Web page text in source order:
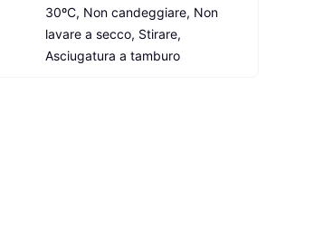
30ºC, Non candeggiare, Non
lavare a secco, Stirare,
Asciugatura a tamburo